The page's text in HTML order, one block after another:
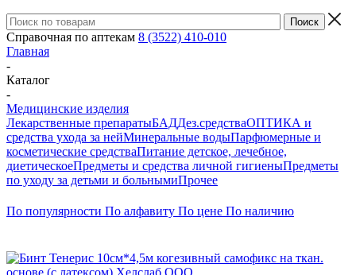
Справочная по аптекам 8 (3522) 410-010
Главная
-
Каталог
-
Медицинские изделия
Лекарственные препаратыБАДДез.средстваОПТИКА и
средства ухода за нейМинеральные водыПарфюмерные и
косметические средстваПитание детское, лечебное,
диетическоеПредметы и средства личной гигиеныПредметы
по уходу за детьми и больнымиПрочее
По популярности По алфавиту По цене По наличию